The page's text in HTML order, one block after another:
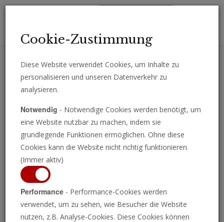
Erhalten Sie wichtige Analysen, Kommentare und Nachrichten
Programm ansehen
Cookie-Zustimmung
Diese Website verwendet Cookies, um Inhalte zu
personalisieren und unseren Datenverkehr zu
analysieren.
Notwendig - Notwendige Cookies werden benötigt, um
eine Website nutzbar zu machen, indem sie
grundlegende Funktionen ermöglichen. Ohne diese
Cookies kann die Website nicht richtig funktionieren.
(Immer aktiv)
Performance - Performance-Cookies werden
verwendet, um zu sehen, wie Besucher die Website
nutzen, z.B. Analyse-Cookies. Diese Cookies können